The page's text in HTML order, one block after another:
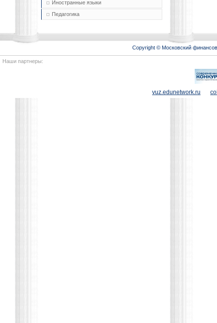
Иностранные языки
Педагогика
Copyright © Московский
Наши партнеры:
vuz.edunetwork.ru